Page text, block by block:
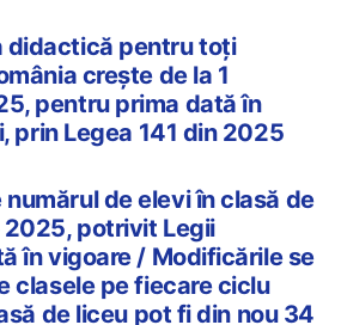
didactică pentru toți
crește de la 1
pentru prima dată în
prin Legea 141 din 2025
numărul de elevi în clasă de
2025, potrivit Legii
în vigoare / Modificările se
clasele pe fiecare ciclu
de liceu pot fi din nou 34